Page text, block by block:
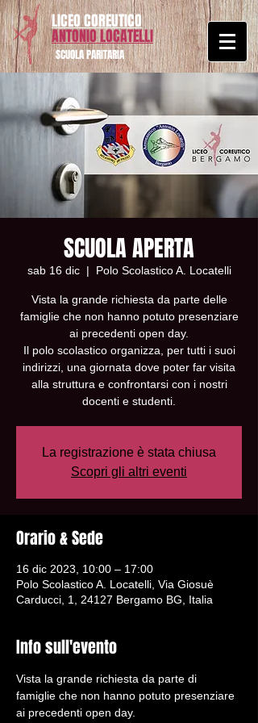
LICEO COREUTICO
ANTONIO LOCATELLI
SCUOLA PARITARIA
SCUOLA APERTA
sab 16 dic
  |
Polo Scolastico A. Locatelli
Vista la grande richiesta da parte delle
famiglie che non hanno potuto presenziare
ai precedenti open day.
Il polo scolastico organizza, per tutti i suoi
indirizzi, una giornata dove poter far visita
alla struttura e confrontarsi con i nostri
docenti e studenti.
La registrazione è stata chiusa
Scopri gli altri eventi
Orario & Sede
16 dic 2023, 10:00 – 17:00
Polo Scolastico A. Locatelli, Via Giosuè
Carducci, 1, 24127 Bergamo BG, Italia
Info sull'evento
Vista la grande richiesta da parte di
famiglie che non hanno potuto presenziare
ai precedenti open day.